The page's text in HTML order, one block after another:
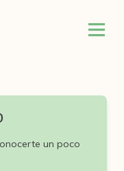
un poco